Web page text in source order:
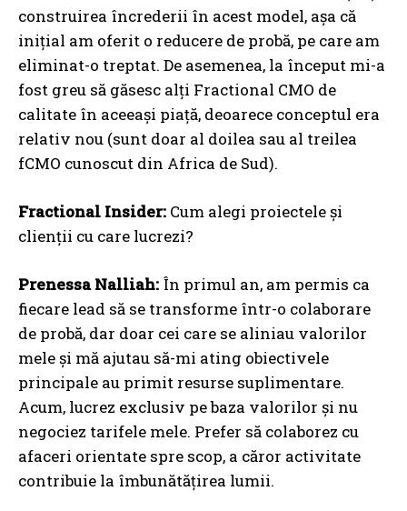
construirea încrederii în acest model, așa că
inițial am oferit o reducere de probă, pe care am
eliminat-o treptat. De asemenea, la început mi-a
fost greu să găsesc alți Fractional CMO de
calitate în aceeași piață, deoarece conceptul era
relativ nou (sunt doar al doilea sau al treilea
fCMO cunoscut din Africa de Sud).
Fractional Insider: Cum alegi proiectele și
clienții cu care lucrezi?
Prenessa Nalliah: În primul an, am permis ca
fiecare lead să se transforme într-o colaborare
de probă, dar doar cei care se aliniau valorilor
mele și mă ajutau să-mi ating obiectivele
principale au primit resurse suplimentare.
Acum, lucrez exclusiv pe baza valorilor și nu
negociez tarifele mele. Prefer să colaborez cu
afaceri orientate spre scop, a căror activitate
contribuie la îmbunătățirea lumii.